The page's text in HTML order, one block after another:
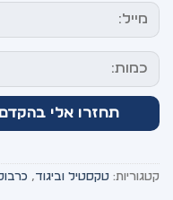
קטגוריות: טקסטיל וביגוד,